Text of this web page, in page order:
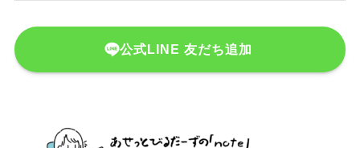
公式LINE 友だち追加